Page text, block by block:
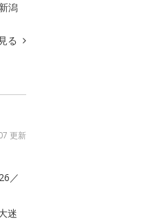
潟
る
更新
／
迷